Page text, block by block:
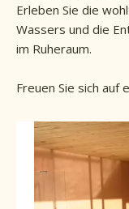
Erleben Sie die
Wassers und die
im Ruheraum.
Freuen Sie sich auf